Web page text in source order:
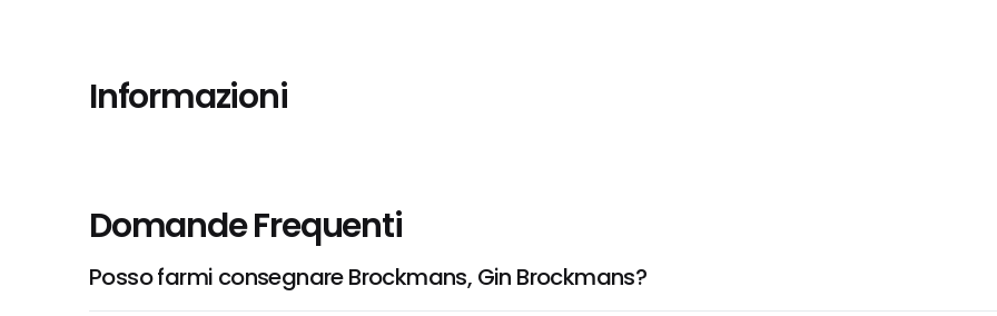
Informazioni
Domande Frequenti
Posso farmi consegnare Brockmans, Gin Brockmans?